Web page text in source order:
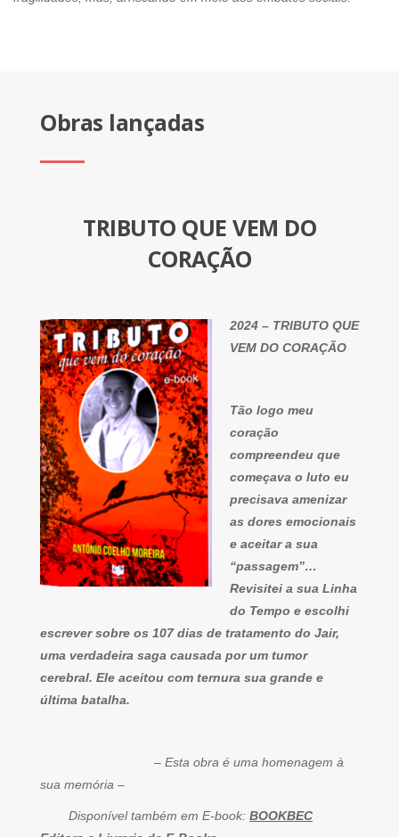
Obras lançadas
TRIBUTO QUE VEM DO
CORAÇÃO
2024 – TRIBUTO QUE
VEM DO CORAÇÃO
Tão logo meu
coração
compreendeu que
começava o luto eu
precisava amenizar
as dores emocionais
e aceitar a sua
“passagem”…
Revisitei a sua Linha
do Tempo e escolhi
escrever sobre os 107 dias de tratamento do Jair,
uma verdadeira saga causada por um tumor
cerebral. Ele aceitou com ternura sua grande e
última batalha.
– Esta obra é uma homenagem à
sua memória –
Disponível também em E-book: BOOKBEC